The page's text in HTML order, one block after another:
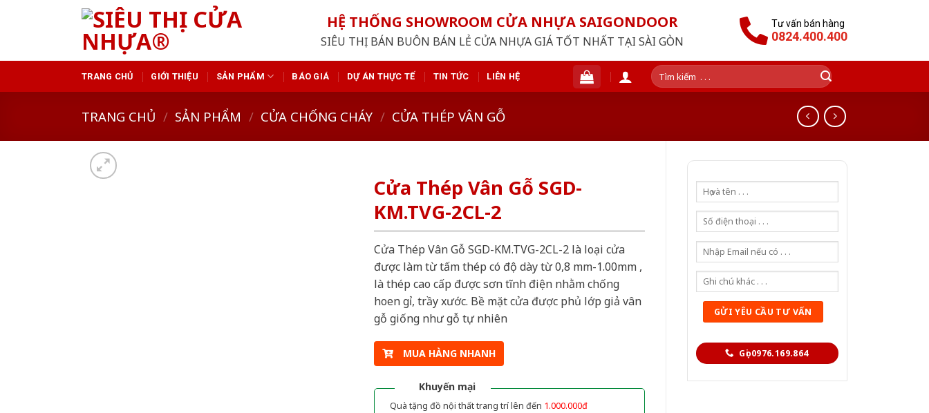
HỆ THỐNG SHOWROOM CỬA NHỰA SAIGONDOOR
SIÊU THỊ BÁN BUÔN BÁN LẺ CỬA NHỰA GIÁ TỐT NHẤT TẠI SÀI GÒN
Tư vấn bán hàng
0824.400.400
TRANG CHỦ GIỚI THIỆU SẢN PHẨM BÁO GIÁ DỰ ÁN THỰC TẾ TIN TỨC LIÊN HỆ
Tìm
kiếm:
TRANG CHỦ / SẢN PHẨM / CỬA CHỐNG CHÁY / CỬA THÉP VÂN GỖ
Gọi 0976.169.864
Cửa Thép Vân Gỗ SGD-
KM.TVG-2CL-2
Cửa Thép Vân Gỗ SGD-KM.TVG-2CL-2 là loại cửa
được làm từ tấm thép có độ dày từ 0,8 mm-1.00mm ,
là thép cao cấp được sơn tĩnh điện nhằm chống
hoen gỉ, trầy xước. Bề mặt cửa được phủ lớp giả vân
gỗ giống như gỗ tự nhiên
MUA HÀNG NHANH
Khuyến mại
Quà tặng đồ nội thất trang trí lên đến 1.000.000đ